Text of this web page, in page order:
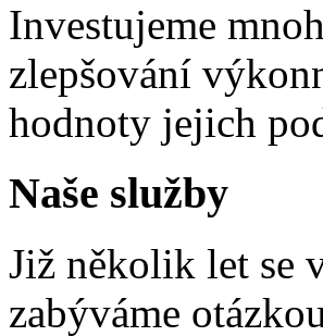
Investujeme
zlepšování
hodnoty jejich
Naše služby
Již několik let se
zabýváme